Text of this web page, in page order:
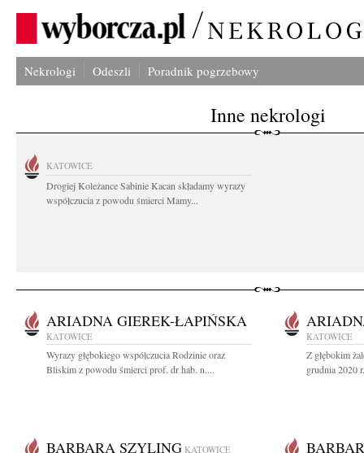
Nekrologi Odeszli Poradnik pogrzebowy
Inne nekrologi
KATOWICE
Drogiej Koleżance Sabinie Kacan składamy wyrazy
współczucia z powodu śmierci Mamy...
ARIADNA GIEREK-ŁAPIŃSKA
KATOWICE
Wyrazy głębokiego współczucia Rodzinie oraz
Bliskim z powodu śmierci prof. dr hab. n....
KATOWICE
Z głębokim
grudnia 2020
BARBARA SZYLING KATOWICE